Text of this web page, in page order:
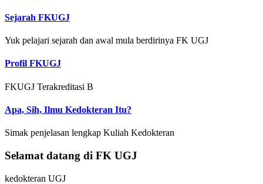
Sejarah FKUGJ
Yuk pelajari sejarah dan awal mula berdirinya FK UGJ
Profil FKUGJ
FKUGJ Terakreditasi B
Apa, Sih, Ilmu Kedokteran Itu?
Simak penjelasan lengkap Kuliah Kedokteran
Selamat datang di FK UGJ
kedokteran UGJ